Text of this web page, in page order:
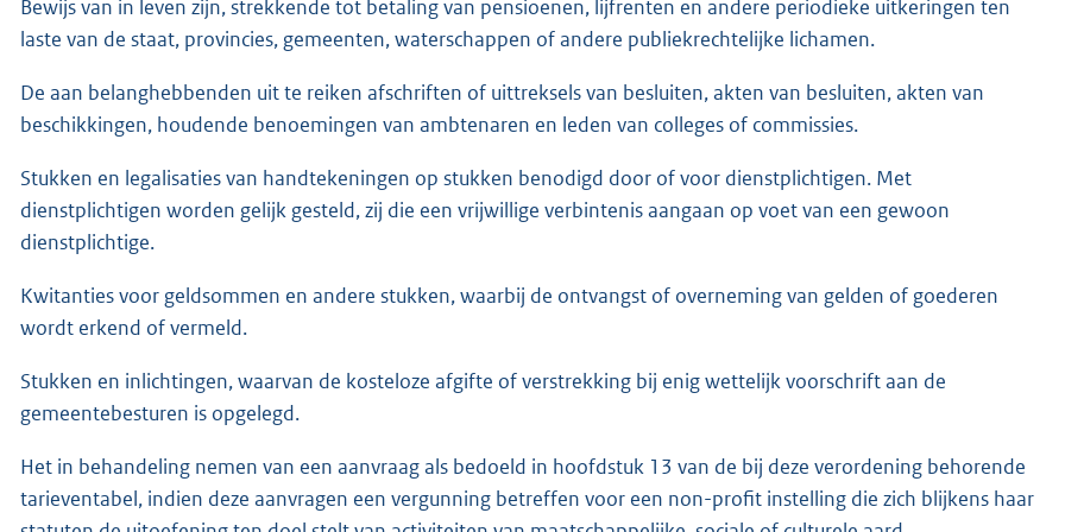
Bewijs van in leven zijn, strekkende tot betaling van pensioenen, lijfrenten en andere periodieke uitkeringen ten
laste van de staat, provincies, gemeenten, waterschappen of andere publiekrechtelijke lichamen.
De aan belanghebbenden uit te reiken afschriften of uittreksels van besluiten, akten van besluiten, akten van
beschikkingen, houdende benoemingen van ambtenaren en leden van colleges of commissies.
Stukken en legalisaties van handtekeningen op stukken benodigd door of voor dienstplichtigen. Met
dienstplichtigen worden gelijk gesteld, zij die een vrijwillige verbintenis aangaan op voet van een gewoon
dienstplichtige.
Kwitanties voor geldsommen en andere stukken, waarbij de ontvangst of overneming van gelden of goederen
wordt erkend of vermeld.
Stukken en inlichtingen, waarvan de kosteloze afgifte of verstrekking bij enig wettelijk voorschrift aan de
gemeentebesturen is opgelegd.
Het in behandeling nemen van een aanvraag als bedoeld in hoofdstuk 13 van de bij deze verordening behorende
tarieventabel, indien deze aanvragen een vergunning betreffen voor een non-profit instelling die zich blijkens haar